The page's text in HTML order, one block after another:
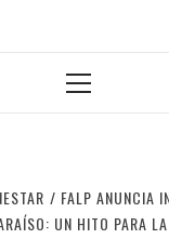
FALP ANUNCIA
UN HITO PARA